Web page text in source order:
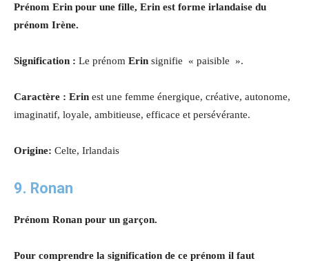
Prénom Erin pour une fille, Erin est forme irlandaise du
prénom Irène.
Signification : Le prénom Erin signifie « paisible ».
Caractère : Erin est une femme énergique, créative, autonome,
imaginatif, loyale, ambitieuse, efficace et persévérante.
Origine: Celte, Irlandais
9. Ronan
Prénom Ronan pour un garçon.
Pour comprendre la signification de ce prénom il faut